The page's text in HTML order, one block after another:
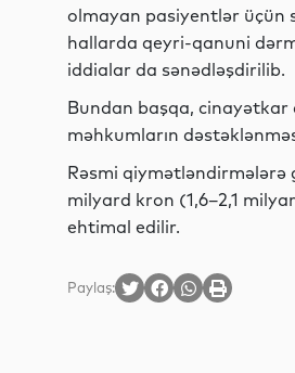
olmayan pasiyentlər üçün
hallarda qeyri-qanuni
iddialar da sənədləşdirilib.
Bundan başqa, cinayətkar
məhkumların
Rəsmi qiymətləndirmələrə
milyard kron (1,6–2,1
ehtimal edilir.
Paylaş: